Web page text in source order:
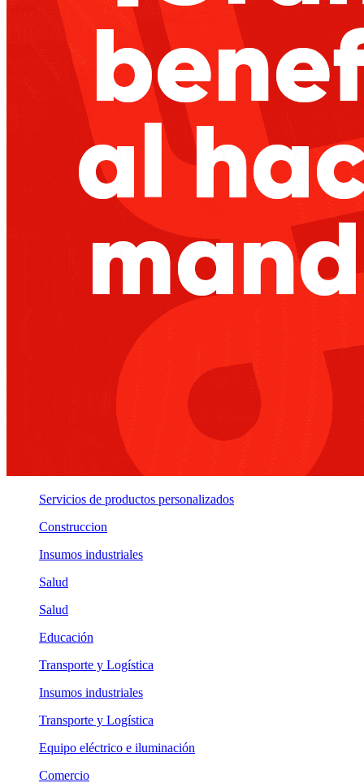
Servicios de productos personalizados
Construccion
Insumos industriales
Salud
Salud
Educación
Transporte y Logística
Insumos industriales
Transporte y Logística
Equipo eléctrico e iluminación
Comercio